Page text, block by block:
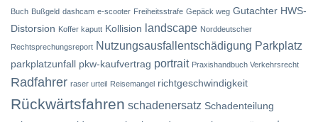
Buch Bußgeld dashcam e-scooter Freiheitsstrafe Gepäck weg Gutachter HWS-
Distorsion Koffer kaputt Kollision landscape Norddeutscher
Rechtsprechungsreport Nutzungsausfallentschädigung Parkplatz
parkplatzunfall pkw-kaufvertrag portrait Praxishandbuch Verkehrsrecht
Radfahrer raser urteil Reisemangel richtgeschwindigkeit
Rückwärtsfahren schadenersatz Schadenteilung